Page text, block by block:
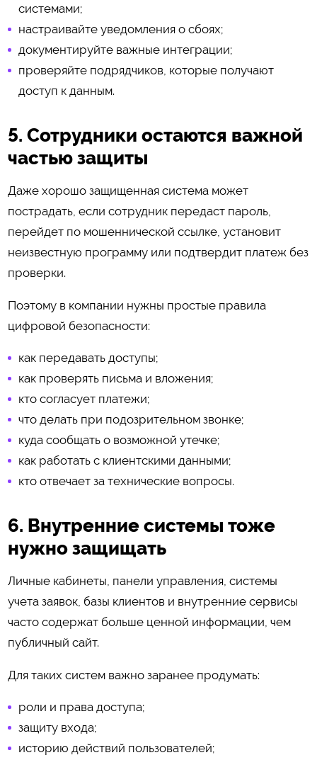
системами;
настраивайте уведомления о сбоях;
документируйте важные интеграции;
проверяйте подрядчиков, которые получают
доступ к данным.
5. Сотрудники остаются важной
частью защиты
Даже хорошо защищенная система может
пострадать, если сотрудник передаст пароль,
перейдет по мошеннической ссылке, установит
неизвестную программу или подтвердит платеж без
проверки.
Поэтому в компании нужны простые правила
цифровой безопасности:
как передавать доступы;
как проверять письма и вложения;
кто согласует платежи;
что делать при подозрительном звонке;
куда сообщать о возможной утечке;
как работать с клиентскими данными;
кто отвечает за технические вопросы.
6. Внутренние системы тоже
нужно защищать
Личные кабинеты, панели управления, системы
учета заявок, базы клиентов и внутренние сервисы
часто содержат больше ценной информации, чем
публичный сайт.
Для таких систем важно заранее продумать:
роли и права доступа;
защиту входа;
историю действий пользователей;